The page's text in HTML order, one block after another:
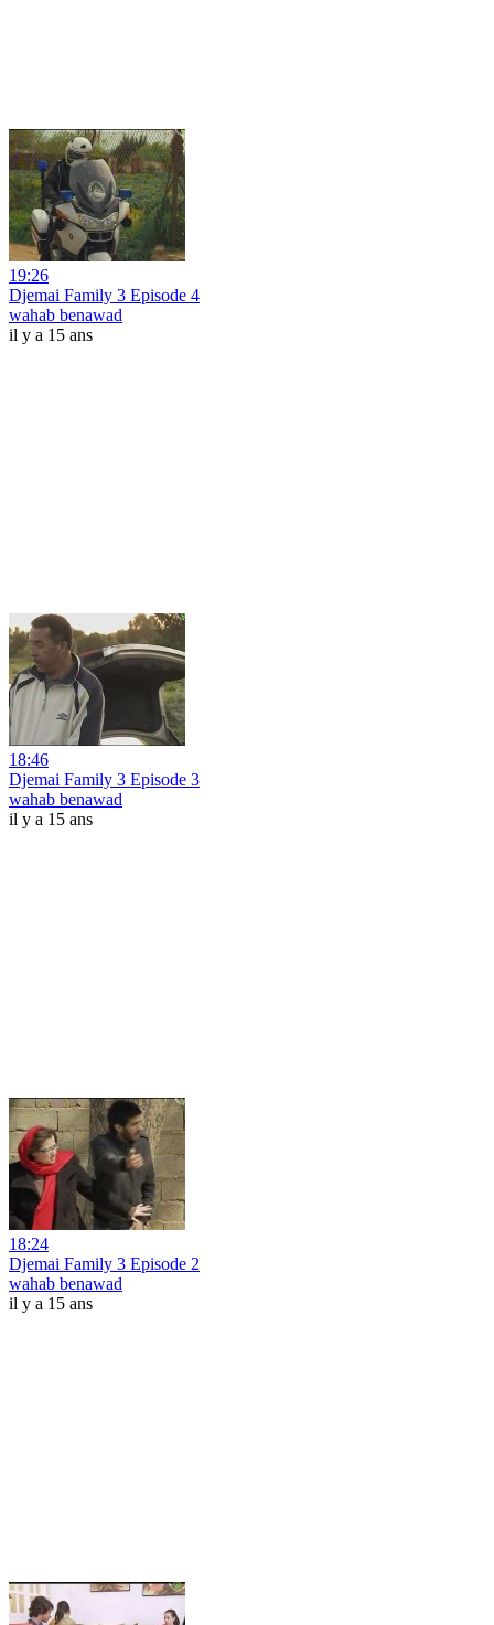
19:26
Djemai Family 3 Episode 4
wahab benawad
il y a 15 ans
18:46
Djemai Family 3 Episode 3
wahab benawad
il y a 15 ans
18:24
Djemai Family 3 Episode 2
wahab benawad
il y a 15 ans